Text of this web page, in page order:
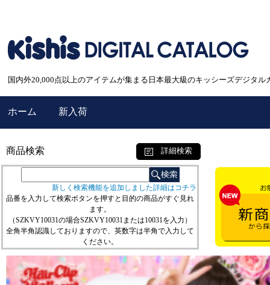
国内外20,000点以上のアイテムが集まる日本最大級のキッシーズデジタル
ホーム 新入荷
商品検索 詳細検索
新しく検索機能を追加しました詳細はコチラ
品番を入力して検索ボタンを押すと目的の商品がすぐ見れ
ます。
（SZKVY10031の場合SZKVY10031または10031を入力）
全角半角認識しておりますので、英数字は半角で入力して
ください。